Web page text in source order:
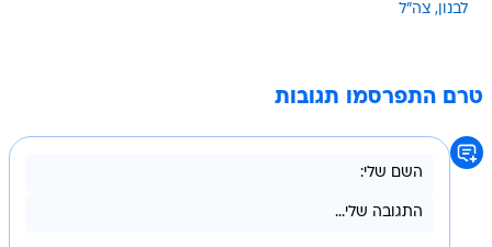
לבנון צה"ל
טרם התפרסמו תגובות